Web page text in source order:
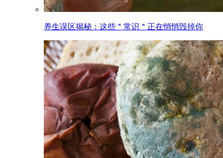
养生误区揭秘：这些＂常识＂正在悄悄毁掉你